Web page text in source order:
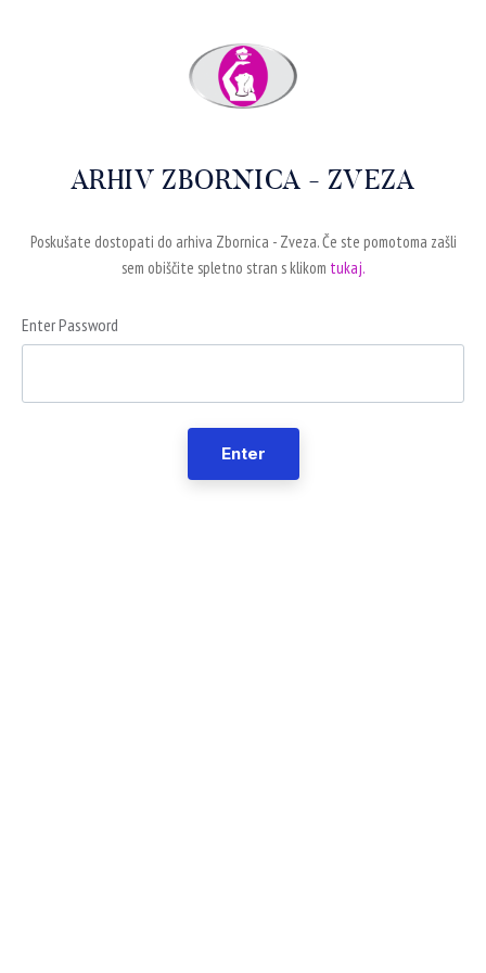
ARHIV ZBORNICA - ZVEZA
Poskušate dostopati do arhiva Zbornica - Zveza. Če ste pomotoma zašli
sem obiščite spletno stran s klikom tukaj.
Enter Password
Enter